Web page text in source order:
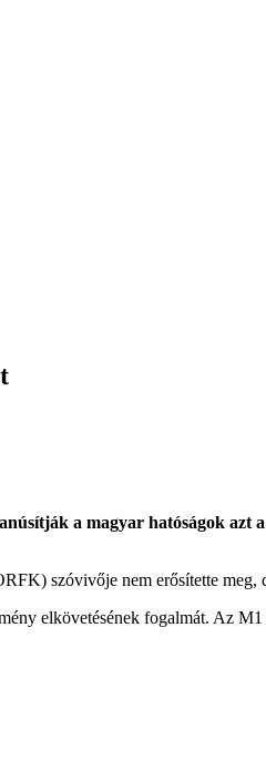
a magyar hatóságok
szóvivője nem erősítette meg,
elkövetésének fogalmát. Az